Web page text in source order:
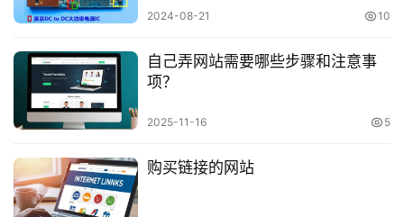
2024-08-21 10
自己弄网站需要哪些步骤和注意事
项？
2025-11-16 5
购买链接的网站